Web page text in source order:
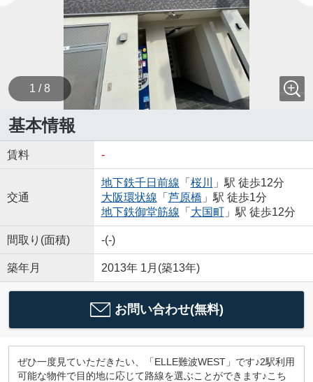
1 / 8
基本情報
賃料 -
交通
地下鉄千日前線 「 桜川
」駅 徒歩12分
大阪環状線 「 芦原橋 」駅 徒歩1分
地下鉄御堂筋線 「 大国町」駅 徒歩12分
間取り(面積) -(-)
築年月 2013年 1月(築13年)
お問い合わせ(無料)
ぜひ一度見ていただきたい、「ELLE難波WEST」です♪2駅利用
可能な物件で目的地に応じて路線を選ぶことができます♪こち